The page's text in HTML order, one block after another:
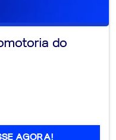
do
AGORA!